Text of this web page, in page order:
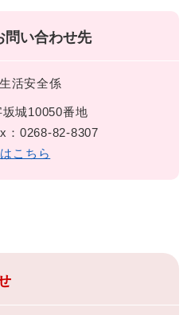
問い合わせ先
生活安全係
城10050番地
：0268-82-8307
こちら